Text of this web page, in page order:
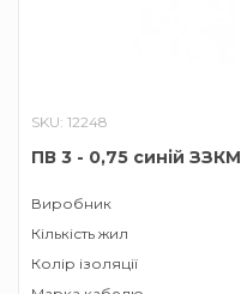
SKU: 12248
ПВ 3 - 0,75 синій ЗЗКМ
Виробник
Кількість жил
Колір ізоляції